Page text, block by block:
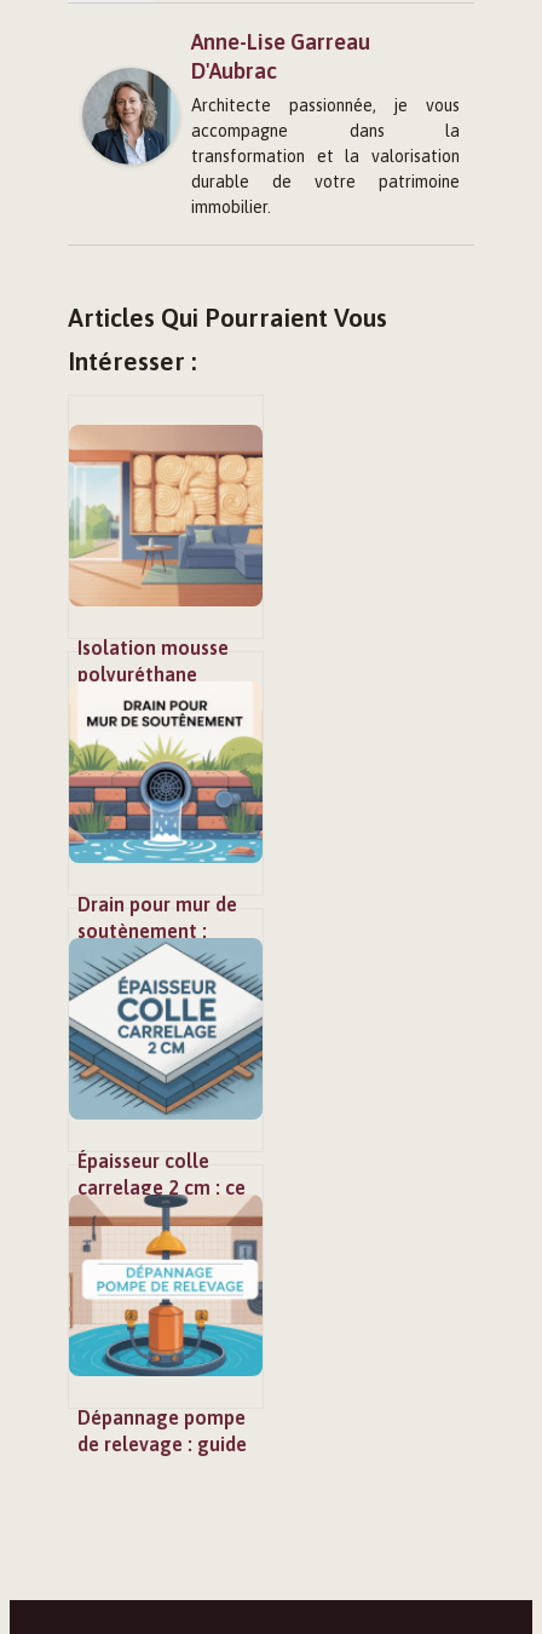
Anne-Lise Garreau
D'Aubrac
Architecte passionnée, je vous
accompagne dans la
transformation et la valorisation
durable de votre patrimoine
immobilier.
Articles Qui Pourraient Vous
Intéresser :
Isolation mousse
polyuréthane
projetée faire soi-
même : mode
d’emploi complet
Drain pour mur de
soutènement :
choisir et poser un
système efficace
Épaisseur colle
carrelage 2 cm : ce
qu’il faut vraiment
respecter
Dépannage pompe
de relevage : guide